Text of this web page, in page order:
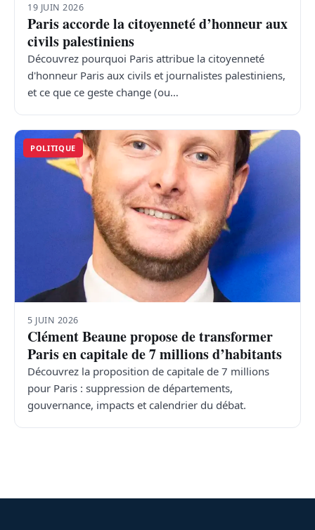
19 JUIN 2026
Paris accorde la citoyenneté d’honneur aux
civils palestiniens
Découvrez pourquoi Paris attribue la citoyenneté
d'honneur Paris aux civils et journalistes palestiniens,
et ce que ce geste change (ou…
POLITIQUE
5 JUIN 2026
Clément Beaune propose de transformer
Paris en capitale de 7 millions d’habitants
Découvrez la proposition de capitale de 7 millions
pour Paris : suppression de départements,
gouvernance, impacts et calendrier du débat.